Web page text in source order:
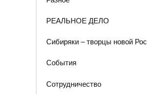
РЕАЛЬНОЕ ДЕЛО
Сибиряки – творцы новой
События
Сотрудничество